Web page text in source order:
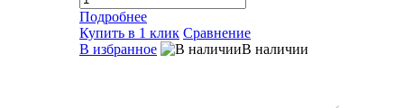
Подробнее
Купить в 1 клик Сравнение
В избранное
В наличии